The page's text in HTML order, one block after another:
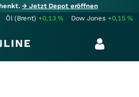
→ Jetzt Depot eröffnen
Öl (Brent) +0,13% Dow Jones +0,15%